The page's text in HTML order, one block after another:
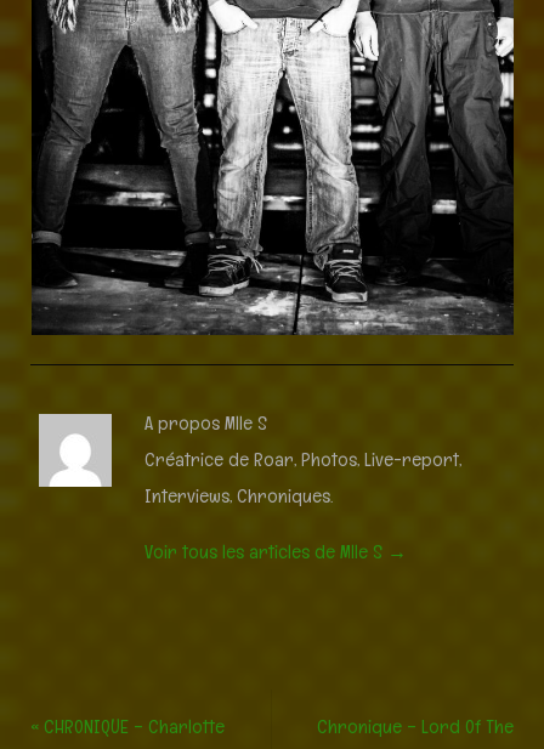
A propos Mlle S
Créatrice de Roar, Photos, Live-report,
Interviews, Chroniques.
Voir tous les articles de Mlle S →
« CHRONIQUE – Charlotte
Chronique – Lord Of The